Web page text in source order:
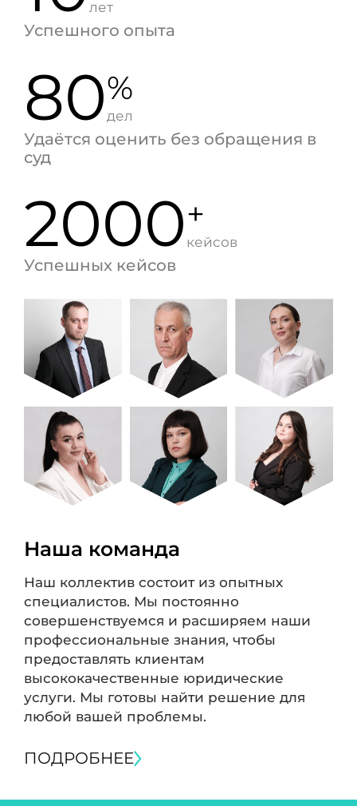
лет
Успешного опыта
80%
дел
Удаётся оценить без обращения в
суд
2000+
кейсов
Успешных кейсов
Наша команда
Наш коллектив состоит из опытных
специалистов. Мы постоянно
совершенствуемся и расширяем наши
профессиональные знания, чтобы
предоставлять клиентам
высококачественные юридические
услуги. Мы готовы найти решение для
любой вашей проблемы.
ПОДРОБНЕЕ